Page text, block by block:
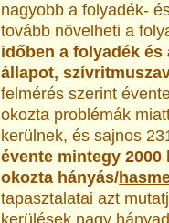
nagyobb a folyadék-
tovább növelheti a
időben a folyadék
állapot,
felmérés szerint
okozta problémák
kerülnek, és sajnos
évente mintegy
okozta hányás/
tapasztalatai azt